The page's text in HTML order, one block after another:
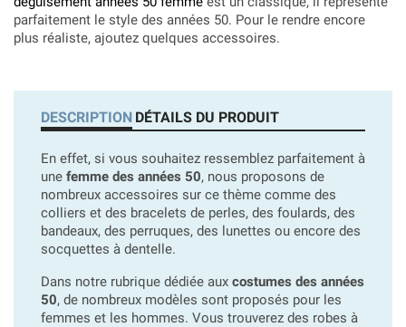
parfaitement le style des années 50. Pour le rendre encore
plus réaliste, ajoutez quelques accessoires.
DESCRIPTION DÉTAILS DU PRODUIT
En effet, si vous souhaitez ressemblez parfaitement à
une femme des années 50, nous proposons de
nombreux accessoires sur ce thème comme des
colliers et des bracelets de perles, des foulards, des
bandeaux, des perruques, des lunettes ou encore des
socquettes à dentelle.
Dans notre rubrique dédiée aux costumes des années
50, de nombreux modèles sont proposés pour les
femmes et les hommes. Vous trouverez des robes à